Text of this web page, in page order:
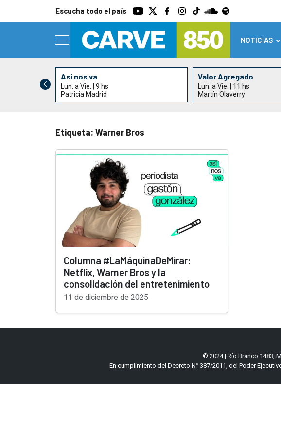
Escucha todo el país
NOTICIAS
Así nos va
Lun. a Vie. | 9 hs
Patricia Madrid
Valor Agregado
Lun. a Vie. | 11 hs
Martín Olaverry
Etiqueta: Warner Bros
Columna #LaMáquinaDeMirar:
Netflix, Warner Bros y la
consolidación del entretenimiento
11 de diciembre de 2025
© 2024 | Río Branco 1483,
En cumplimiento del Decreto N° 387/2011, del Poder